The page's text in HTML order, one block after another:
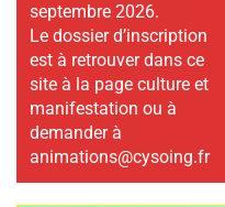
septembre 2026.
Le dossier d’inscription
est à retrouver dans ce
site à la page culture et
manifestation ou à
demander à
animations@cysoing.fr